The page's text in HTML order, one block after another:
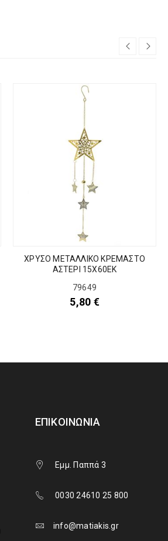
ΧΡΥΣΟ ΜΕΤΑΛΛΙΚΟ ΚΡΕΜΑΣΤΟ
ΑΣΤΕΡΙ 15Χ60ΕΚ
79649
5,80 €
ΕΠΙΚΟΙΝΩΝΊΑ
Εμμ. Παππά 3
0030 24610 25 800
info@matiakis.gr